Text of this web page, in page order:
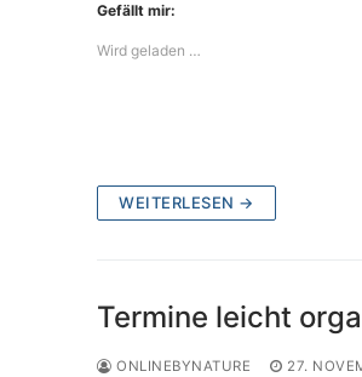
Gefällt mir:
Wird geladen …
WEITERLESEN →
Termine leicht
ONLINEBYNATURE 27.